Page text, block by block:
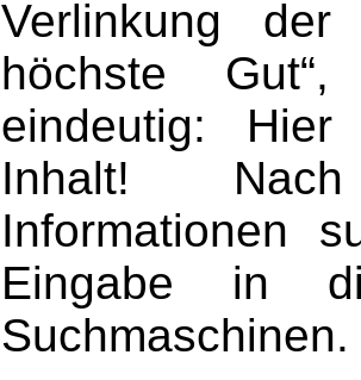
Verlinkung
höchste
eindeutig:
Inhalt!
Informationen
Eingabe in
Suchmaschinen.